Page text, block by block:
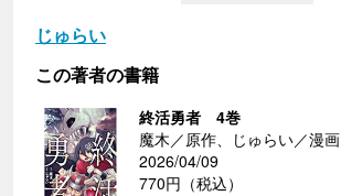
じゅらい
この著者の書籍
終活勇者 4巻
魔木／原作、じゅらい／漫画
2026/04/09
770円（税込）